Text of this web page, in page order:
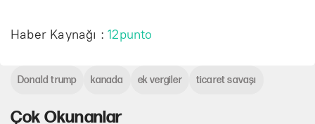
Haber Kaynağı :12punto
Çok Okunanlar
Donald trump kanada ek vergiler ticaret savaşı